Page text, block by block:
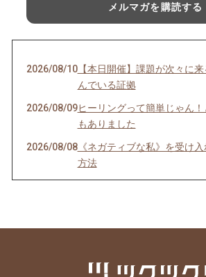
メルマガを購読する
2026/08/10【本日開催】課題が次々に
んでいる証拠
2026/08/09ヒーリングって簡単じゃん
もありました
2026/08/08《ネガティブな私》を受け
方法
最も楽に、しかも確実に人生